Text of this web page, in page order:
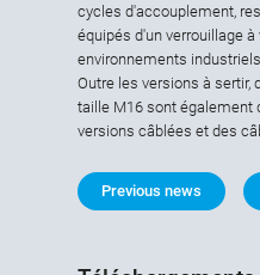
cycles d'accouplement,
équipés d'un verrouillage
environnements
Outre les versions à sertir,
taille M16 sont également
versions câblées et des
Previous news